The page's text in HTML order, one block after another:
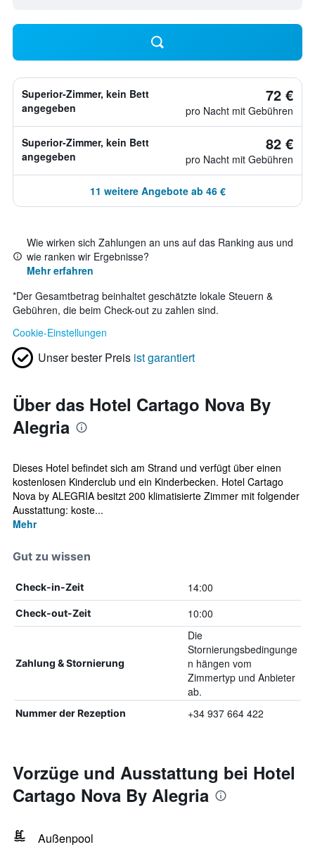
Superior-Zimmer, kein Bett
angegeben
72 €
pro Nacht mit Gebühren
Superior-Zimmer, kein Bett
angegeben
82 €
pro Nacht mit Gebühren
11 weitere Angebote ab 46 €
Wie wirken sich Zahlungen an uns auf das Ranking aus und
wie ranken wir Ergebnisse?
Mehr erfahren
*Der Gesamtbetrag beinhaltet geschätzte lokale Steuern &
Gebühren, die beim Check-out zu zahlen sind.
Cookie-Einstellungen
Unser bester Preis ist garantiert
Über das Hotel Cartago Nova By
Alegria
Dieses Hotel befindet sich am Strand und verfügt über einen
kostenlosen Kinderclub und ein Kinderbecken. Hotel Cartago
Nova by ALEGRIA besitzt 200 klimatisierte Zimmer mit folgender
Ausstattung: koste...
Mehr
Gut zu wissen
Check-in-Zeit 14:00
Check-out-Zeit 10:00
Zahlung & Stornierung
Die
Stornierungsbedingunge
n hängen vom
Zimmertyp und Anbieter
ab.
Nummer der Rezeption +34 937 664 422
Vorzüge und Ausstattung bei Hotel
Cartago Nova By Alegria
Außenpool